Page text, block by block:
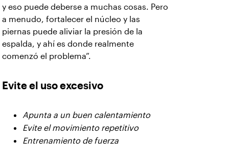
y eso puede deberse a muchas cosas. Pero
a menudo, fortalecer el núcleo y las
piernas puede aliviar la presión de la
espalda, y ahí es donde realmente
comenzó el problema”.
Evite el uso excesivo
Apunta a un buen calentamiento
Evite el movimiento repetitivo
Entrenamiento de fuerza